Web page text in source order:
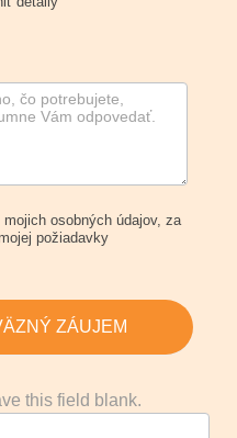
osobných údajov, za
požiadavky
ZÁUJEM
this field blank.